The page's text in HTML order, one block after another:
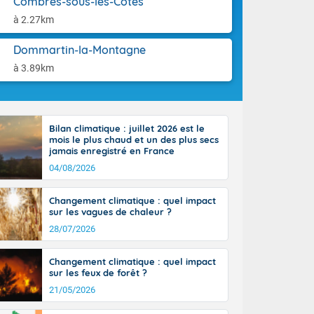
à 2.27km
Dommartin-la-Montagne
à 3.89km
l'après-
14
il fait
30 à 35
Bilan climatique : juillet 2026 est le
mois le plus chaud et un des plus secs
jamais enregistré en France
04/08/2026
Changement climatique : quel impact
sur les vagues de chaleur ?
28/07/2026
Changement climatique : quel impact
sur les feux de forêt ?
21/05/2026